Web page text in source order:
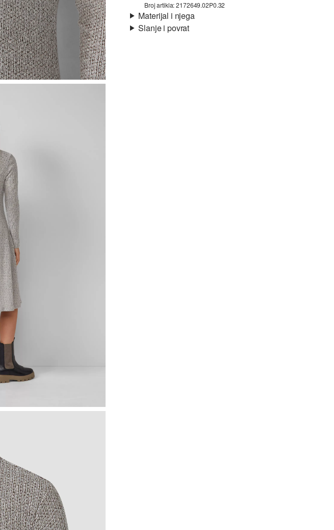
Broj artikla: 2172649.02P0.32
Materijal i njega
Slanje i povrat